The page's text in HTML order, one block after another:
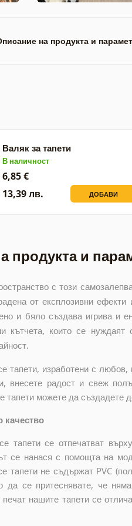
на продукта и
Валяк за тапети
В наличност
6,85 €
13,39 лв.
ДОБАВИ
продукта и
с този
от експлозивни
и бяло създава игрива и
кътчета, които се нуждаят
тапети, изработени с
внесете радост и свеж
тапети можете да създадете
качество
тапети се отпечатват
се нанася с помощта на
тапети не съдържат PVC
се притеснявате, че
нашите тапети се